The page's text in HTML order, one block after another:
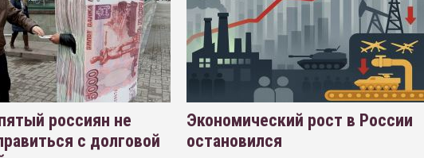
россиян не
с долговой
Экономический рост в России
остановился